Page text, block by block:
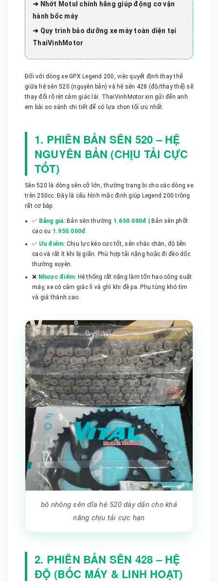
➜ Nhớt Motul chính hãng giúp động cơ vận
hành bốc máy
➜ Quy trình bảo dưỡng xe máy toàn diện tại
ThaiVinhMotor
Đối với dòng xe GPX Legend 200, việc quyết định thay thế
giữa hệ sên 520 (nguyên bản) và hệ sên 428 (độ/thay thế) sẽ
thay đổi rõ rệt cảm giác lái. ThaiVinhMotor xin gửi đến anh
em bài so sánh chi tiết để có lựa chọn tối ưu nhất.
1. PHIÊN BẢN SÊN 520 – HỆ
NGUYÊN BẢN (CHỊU TẢI CỰC
TỐT)
Sên 520 là dòng sên cỡ lớn, thường trang bị cho các dòng xe
trên 250cc. Đây là cấu hình mặc định giúp Legend 200 trông
rất cơ bắp.
✅ Bảng giá:Bản sên thường 1.650.000đ | Bản sên phốt
cao su 1.950.000đ.
✅ Ưu điểm: Chịu lực kéo cực tốt, sên chắc chắn, độ bền
cao và rất ít khi bị giãn. Phù hợp tải nặng hoặc đi đèo dốc
thường xuyên.
❌ Nhược điểm: Hệ thống rất nặng làm tổn hao công suất
máy, xe có cảm giác lì và ghì khi đề pa. Phụ tùng khó tìm
và giá thành cao.
bộ nhông sên dĩa hệ 520 dày dặn cho khả
năng chịu tải cực hạn
2. PHIÊN BẢN SÊN 428 – HỆ
ĐỘ (BỐC MÁY & LINH HOẠT)